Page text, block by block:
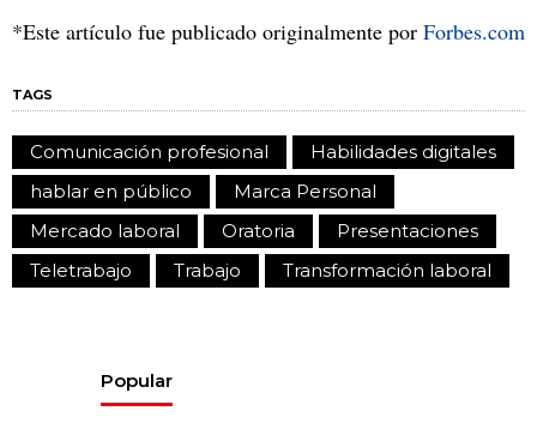
*Este artículo fue publicado originalmente por Forbes.com
TAGS
Comunicación profesional
Habilidades digitales
hablar en público
Marca Personal
Mercado laboral
Oratoria
Presentaciones
Teletrabajo
Trabajo Transformación laboral
Popular